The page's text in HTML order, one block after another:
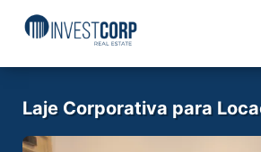
Laje Corporativa para